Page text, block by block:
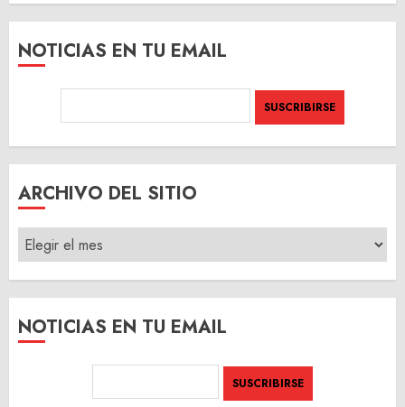
NOTICIAS EN TU EMAIL
ARCHIVO DEL SITIO
ARCHIVO
DEL
SITIO
NOTICIAS EN TU EMAIL